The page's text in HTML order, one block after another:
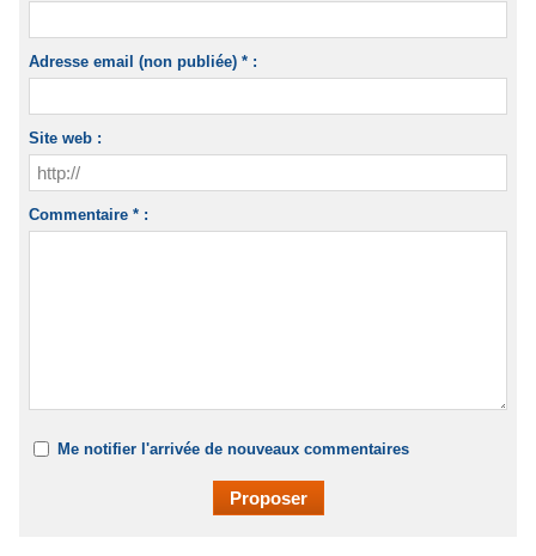
Adresse email (non publiée) * :
Site web :
Commentaire * :
Me notifier l'arrivée de nouveaux commentaires